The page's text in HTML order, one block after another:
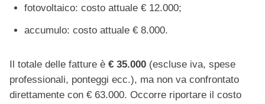
fotovoltaico: costo attuale € 12.000;
accumulo: costo attuale € 8.000.
Il totale delle fatture è € 35.000 (escluse iva, spese
professionali, ponteggi ecc.), ma non va confrontato
direttamente con € 63.000. Occorre riportare il costo